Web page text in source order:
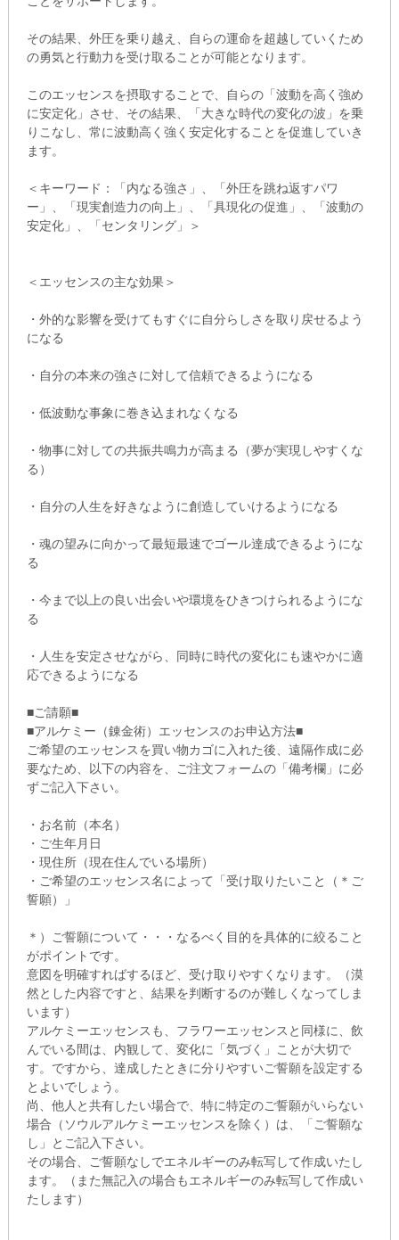
その結果、外圧を乗り越え、自らの運命を超越していくため
の勇気と行動力を受け取ることが可能となります。
このエッセンスを摂取することで、自らの「波動を高く強め
に安定化」させ、その結果、「大きな時代の変化の波」を乗
りこなし、常に波動高く強く安定化することを促進していき
ます。
＜キーワード：「内なる強さ」、「外圧を跳ね返すパワ
ー」、「現実創造力の向上」、「具現化の促進」、「波動の
安定化」、「センタリング」＞
＜エッセンスの主な効果＞
・外的な影響を受けてもすぐに自分らしさを取り戻せるよう
になる
・自分の本来の強さに対して信頼できるようになる
・低波動な事象に巻き込まれなくなる
・物事に対しての共振共鳴力が高まる（夢が実現しやすくな
る）
・自分の人生を好きなように創造していけるようになる
・魂の望みに向かって最短最速でゴール達成できるようにな
る
・今まで以上の良い出会いや環境をひきつけられるようにな
る
・人生を安定させながら、同時に時代の変化にも速やかに適
応できるようになる
■ご請願■
■アルケミー（錬金術）エッセンスのお申込方法■
ご希望のエッセンスを買い物カゴに入れた後、遠隔作成に必
要なため、以下の内容を、ご注文フォームの「備考欄」に必
ずご記入下さい。
・お名前（本名）
・ご生年月日
・現住所（現在住んでいる場所）
・ご希望のエッセンス名によって「受け取りたいこと（＊ご
誓願）」
＊）ご誓願について・・・なるべく目的を具体的に絞ること
がポイントです。
意図を明確すればするほど、受け取りやすくなります。（漠
然とした内容ですと、結果を判断するのが難しくなってしま
います）
アルケミーエッセンスも、フラワーエッセンスと同様に、飲
んでいる間は、内観して、変化に「気づく」ことが大切で
す。ですから、達成したときに分りやすいご誓願を設定する
とよいでしょう。
尚、他人と共有したい場合で、特に特定のご誓願がいらない
場合（ソウルアルケミーエッセンスを除く）は、「ご誓願な
し」とご記入下さい。
その場合、ご誓願なしでエネルギーのみ転写して作成いたし
ます。（また無記入の場合もエネルギーのみ転写して作成い
たします）